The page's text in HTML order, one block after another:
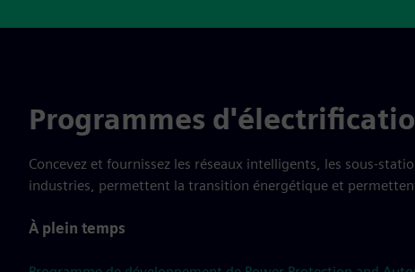
Programmes
Concevez et fournissez les réseaux intelligents, les sous-
industries, permettent la transition énergétique et
À plein temps